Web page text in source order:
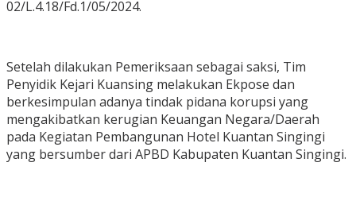
02/L.4.18/Fd.1/05/2024.
Setelah dilakukan Pemeriksaan sebagai saksi, Tim
Penyidik Kejari Kuansing melakukan Ekpose dan
berkesimpulan adanya tindak pidana korupsi yang
mengakibatkan kerugian Keuangan Negara/Daerah
pada Kegiatan Pembangunan Hotel Kuantan Singingi
yang bersumber dari APBD Kabupaten Kuantan Singingi.